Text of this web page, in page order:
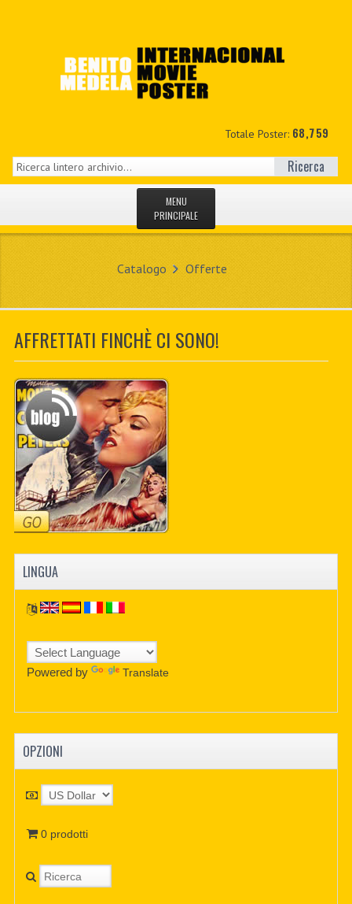
Totale Poster: 68,759
Ricerca
MENU
PRINCIPALE
IL MIO CONTO
CONTATTO
PDF BOOKS
CUSTOM PDF
Catalogo Offerte
AFFRETTATI FINCHÈ CI SONO!
LINGUA
Powered by Translate
OPZIONI
0 prodotti